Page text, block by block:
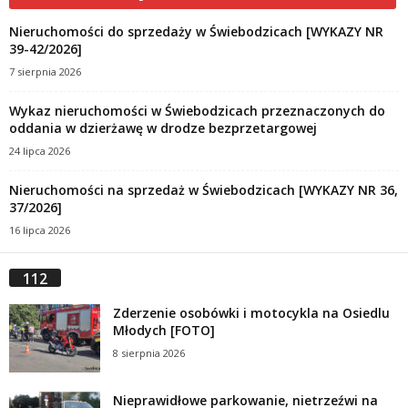
Nieruchomości do sprzedaży w Świebodzicach [WYKAZY NR
39-42/2026]
7 sierpnia 2026
Wykaz nieruchomości w Świebodzicach przeznaczonych do
oddania w dzierżawę w drodze bezprzetargowej
24 lipca 2026
Nieruchomości na sprzedaż w Świebodzicach [WYKAZY NR 36,
37/2026]
16 lipca 2026
112
Zderzenie osobówki i motocykla na Osiedlu
Młodych [FOTO]
8 sierpnia 2026
Nieprawidłowe parkowanie, nietrzeźwi na